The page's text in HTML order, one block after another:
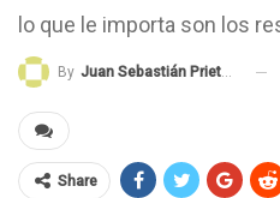
lo que le importa son los
By Juan Sebastián Prieto Galeano
Share